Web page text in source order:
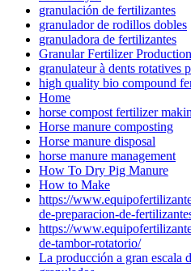
granulación de fertilizantes
granulador de rodillos dobles
granuladora de fertilizantes
Granular Fertilizer Production
granulateur à dents rotatives
high quality bio compound
Home
horse compost fertilizer
Horse manure composting
Horse manure disposal
horse manure management
How To Dry Pig Manure
How to Make
https://
de-preparacion-de-
https://
de-tambor-rotatorio/
La producción a gran escala